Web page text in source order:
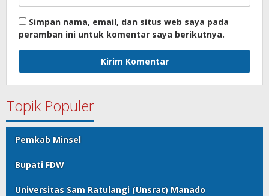
Simpan nama, email, dan situs web saya pada
peramban ini untuk komentar saya berikutnya.
Topik Populer
Pemkab Minsel
Bupati FDW
Universitas Sam Ratulangi (Unsrat) Manado